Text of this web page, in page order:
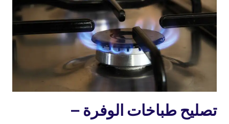
تصليح
طباخات
تصليح طباخات الوفرة –